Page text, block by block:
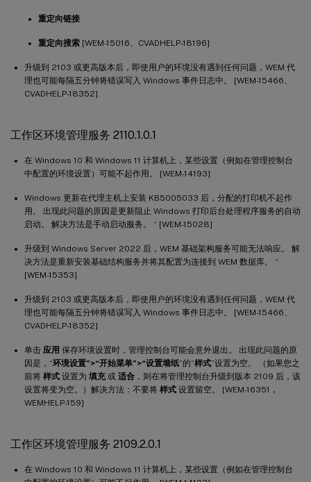
重定向链接
重定向搜索 [WEM-15016、CVADHELP-18196]
升级到 2103 或更高版本后，即使用户的环境没有遇到任何问题，WEM 代
理也可能每隔五分钟将错误写入 Windows 事件日志中。 [WEM-15466、
CVADHELP-18352]
工作区环境管理服务 2110.1.0.1
在 Windows 10 和 Windows 11 计算机上，某些设置（例如在管理控制台
中配置的环境设置）可能不起作用。 [WEM-14193]
Windows 更新在代理主机上安装 KB5005033 后，分配的打印机不起作
用。 出现此问题的原因是更新阻止 Windows 打印后台处理程序服务的自动
启动。 解决方法是手动启动服务。 “ [WEM-15028]
升级到 Windows Server 2022 后，WEM 基础架构服务可能无法响应。 解
决方法是重新安装基础结构服务并将其配置为连接到 WEM 数据库。 “
[WEM-15353]
升级到 2103 或更高版本后，即使用户的环境没有遇到任何问题，WEM 代
理也可能每隔五分钟将错误写入 Windows 事件日志中。 [WEM-15466、
CVADHELP-18352]
单击 应用 保存环境设置时，管理控制台可能会意外退出。 出现此问题的原
因是，“环境设置”>“开始菜单”>“设置墙纸”的“样式”设置为空。 （如果您之
前将 样式 设置为 填充或 适合 ，则在将管理控制台升级到版本 2109 后，该
设置将变为空。）解决方法：不要将 样式 设置留空。 [WEM-16351，
WEMHELP-159]
工作区环境管理服务 2109.2.0.1
在 Windows 10 和 Windows 11 计算机上，某些设置（例如在管理控制台